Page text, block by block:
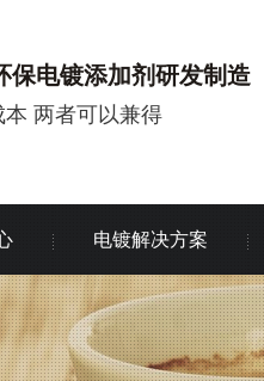
保电镀添加剂研发制造
本 两者可以兼得
电镀解决方案